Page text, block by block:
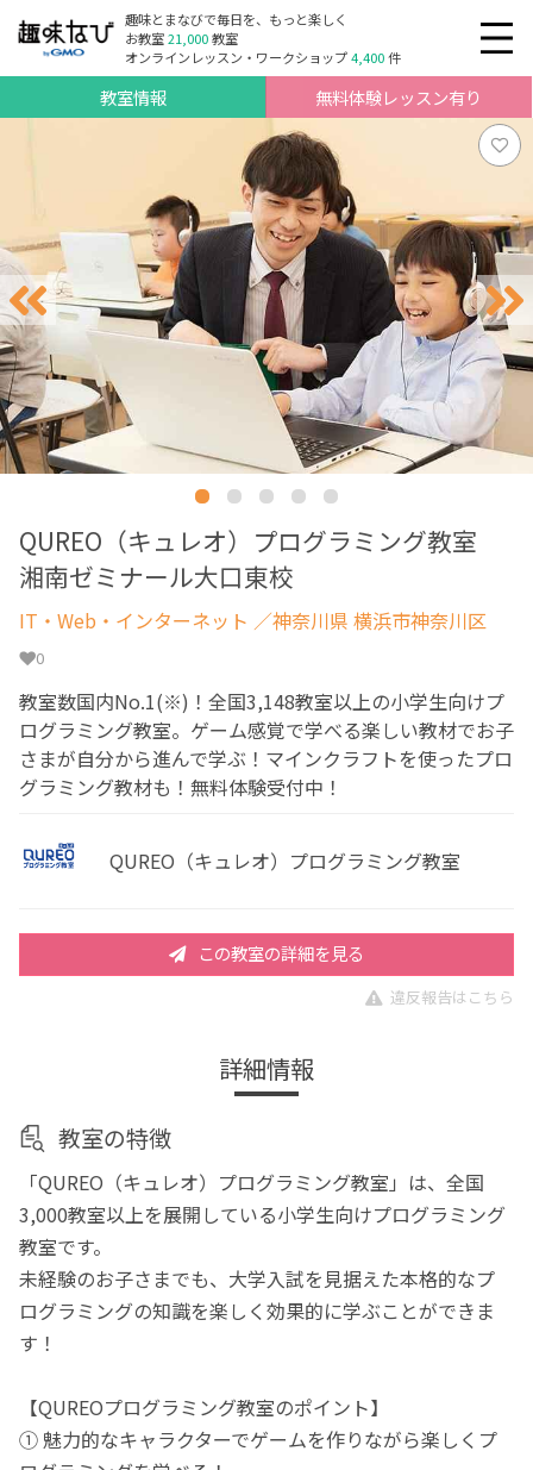
趣味とまなびで毎日を、もっと楽しく
お教室21,000教室
オンラインレッスン・ワークショップ4,400件
教室情報 無料体験レッスン有り
QUREO（キュレオ）プログラミング教室
湘南ゼミナール大口東校
IT・Web・インターネット ／神奈川県 横浜市神奈川区
0
教室数国内No.1(※)！全国3,148教室以上の小学生向けプ
ログラミング教室。ゲーム感覚で学べる楽しい教材でお子
さまが自分から進んで学ぶ！マインクラフトを使ったプロ
グラミング教材も！無料体験受付中！
QUREO（キュレオ）プログラミング教室
この教室の詳細を見る
違反報告はこちら
詳細情報
教室の特徴
「QUREO（キュレオ）プログラミング教室」は、全国
3,000教室以上を展開している小学生向けプログラミング
教室です。
未経験のお子さまでも、大学入試を見据えた本格的なプ
ログラミングの知識を楽しく効果的に学ぶことができま
す！
【QUREOプログラミング教室のポイント】
① 魅力的なキャラクターでゲームを作りながら楽しくプ